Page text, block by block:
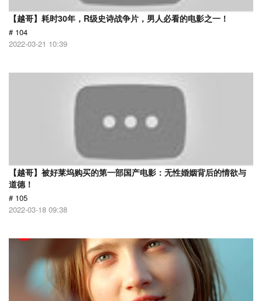
【越哥】耗时30年，R级史诗战争片，男人必看的电影之一！
# 104
2022-03-21 10:39
【越哥】被好莱坞购买的第一部国产电影：无性婚姻背后的情欲与
道德！
# 105
2022-03-18 09:38